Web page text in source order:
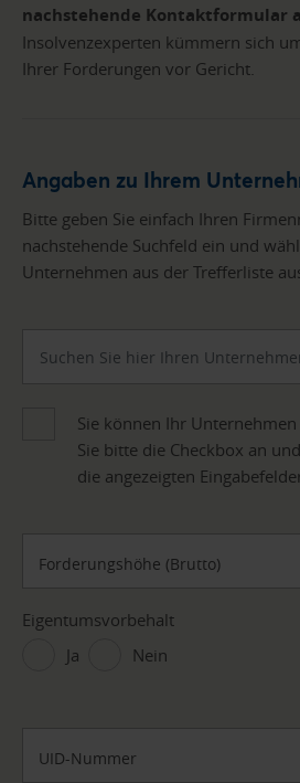
nachstehende Kontaktformular
Insolvenzexperten kümmern sich
Ihrer Forderungen vor Gericht.
Angaben zu Ihrem
Bitte geben Sie einfach Ihren
nachstehende Suchfeld ein und
Unternehmen aus der Trefferliste
Sie können Ihr
Sie bitte die Checkbox an
die angezeigten
Forderungshöhe (Brutto)
Eigentumsvorbehalt
Ja
Nein
UID-Nummer